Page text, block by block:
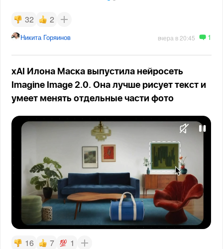
32 2
Никита Горяинов вчера в 20:45 1
xAI Илона Маска выпустила нейросеть
Imagine Image 2.0. Она лучше рисует текст и
умеет менять отдельные части фото
16 7 1